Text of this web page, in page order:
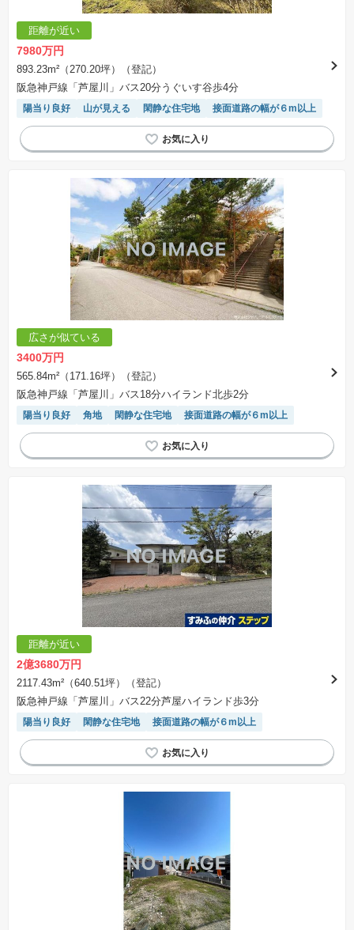
距離が近い
7980万円
893.23m²（270.20坪）（登記）
阪急神戸線「芦屋川」バス20分うぐいす谷歩4分
陽当り良好 山が見える 閑静な住宅地 接面道路の幅が６m以上
広さが似ている
3400万円
565.84m²（171.16坪）（登記）
阪急神戸線「芦屋川」バス18分ハイランド北歩2分
陽当り良好 角地 閑静な住宅地 接面道路の幅が６m以上
距離が近い
2億3680万円
2117.43m²（640.51坪）（登記）
阪急神戸線「芦屋川」バス22分芦屋ハイランド歩3分
陽当り良好 閑静な住宅地 接面道路の幅が６m以上